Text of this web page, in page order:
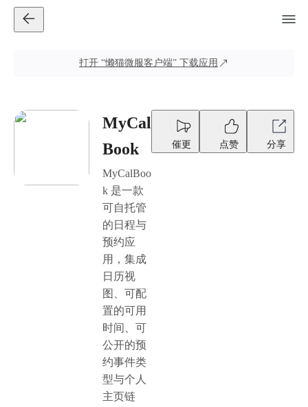
打开 “懒猫微服客户端” 下载应用
MyCal
Book
MyCalBoo
k 是一款
可自托管
的日程与
预约应
用，集成
日历视
图、可配
置的可用
时间、可
公开的预
约事件类
型与个人
主页链
催更 点赞 分享